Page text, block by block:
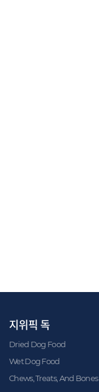
지위픽 독
Dried Dog Food
Wet Dog Food
Chews, Treats, And Bones